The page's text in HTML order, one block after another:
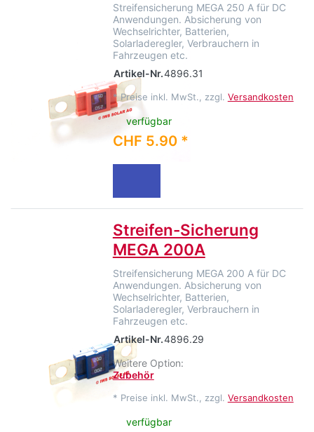
Streifensicherung MEGA 250 A für DC
Anwendungen. Absicherung von
Wechselrichter, Batterien,
Solarladeregler, Verbrauchern in
Fahrzeugen etc.
Artikel-Nr.4896.31
* Preise inkl. MwSt., zzgl. Versandkosten
verfügbar
CHF 5.90 *
Streifen-Sicherung
MEGA 200A
Streifensicherung MEGA 200 A für DC
Anwendungen. Absicherung von
Wechselrichter, Batterien,
Solarladeregler, Verbrauchern in
Fahrzeugen etc.
Artikel-Nr.4896.29
Weitere Option:
Zubehör
* Preise inkl. MwSt., zzgl. Versandkosten
verfügbar